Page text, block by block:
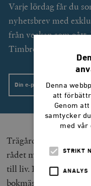
Varje lördag får du
nyhetsbrev med
från veckan som
Timbro förlags
Email
Trägårdh har redan
rådet misslyckades
till liv. Redan nu
bokmässa i Göteborg
Denna
att
Genom
samtycker
med vår
STRIKT
ANALYS